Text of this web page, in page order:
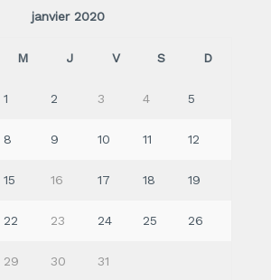
janvier 2020
M J V S D
1 2 3 4 5
8 9 10 11 12
15 16 17 18 19
22 23 24 25 26
29 30 31